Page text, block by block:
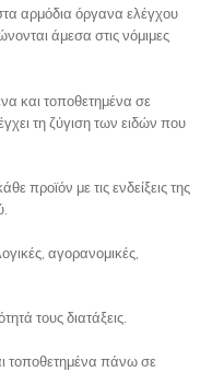
αρμόδια όργανα ελέγχου
άμεσα στις νόμιμες
και τοποθετημένα σε
τη ζύγιση των ειδών που
προϊόν με τις ενδείξεις της
αγορανομικές,
τους διατάξεις.
τοποθετημένα πάνω σε